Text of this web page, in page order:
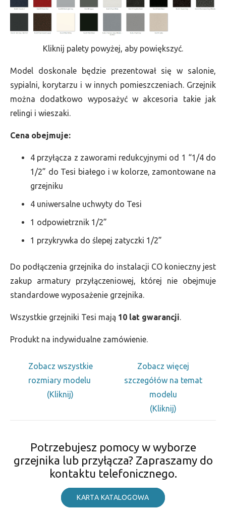
Kliknij palety powyżej, aby powiększyć.
Model doskonale będzie prezentował się w salonie,
sypialni, korytarzu i w innych pomieszczeniach. Grzejnik
można dodatkowo wyposażyć w akcesoria takie jak
relingi i wieszaki.
Cena obejmuje:
4 przyłącza z zaworami redukcyjnymi od 1 “1/4 do
1/2” do Tesi białego i w kolorze, zamontowane na
grzejniku
4 uniwersalne uchwyty do Tesi
1 odpowietrznik 1/2”
1 przykrywka do ślepej zatyczki 1/2”
Do podłączenia grzejnika do instalacji CO konieczny jest
zakup armatury przyłączeniowej, której nie obejmuje
standardowe wyposażenie grzejnika.
Wszystkie grzejniki Tesi mają 10 lat gwarancji.
Produkt na indywidualne zamówienie.
Zobacz wszystkie
rozmiary modelu
(Kliknij)
Zobacz więcej
szczegółów na temat
modelu
(Kliknij)
Potrzebujesz pomocy w wyborze
grzejnika lub przyłącza? Zapraszamy do
kontaktu telefonicznego.
KARTA KATALOGOWA